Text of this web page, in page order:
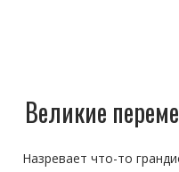
Великие
Назревает что-то